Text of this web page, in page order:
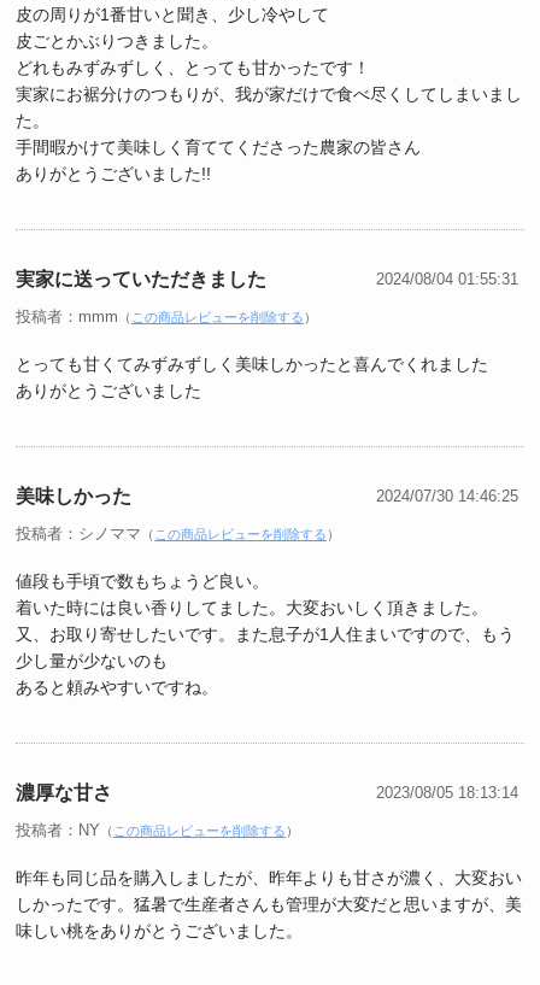
皮の周りが1番甘いと聞き、少し冷やして
皮ごとかぶりつきました。
どれもみずみずしく、とっても甘かったです！
実家にお裾分けのつもりが、我が家だけで食べ尽くしてしまいまし
た。
手間暇かけて美味しく育ててくださった農家の皆さん
ありがとうございました!!
実家に送っていただきました 2024/08/04 01:55:31
投稿者：mmm （ この商品レビューを削除する ）
とっても甘くてみずみずしく美味しかったと喜んでくれました
ありがとうございました
美味しかった 2024/07/30 14:46:25
投稿者：シノママ （ この商品レビューを削除する ）
値段も手頃で数もちょうど良い。
着いた時には良い香りしてました。大変おいしく頂きました。
又、お取り寄せしたいです。また息子が1人住まいですので、もう
少し量が少ないのも
あると頼みやすいですね。
濃厚な甘さ 2023/08/05 18:13:14
投稿者：NY （ この商品レビューを削除する ）
昨年も同じ品を購入しましたが、昨年よりも甘さが濃く、大変おい
しかったです。猛暑で生産者さんも管理が大変だと思いますが、美
味しい桃をありがとうございました。